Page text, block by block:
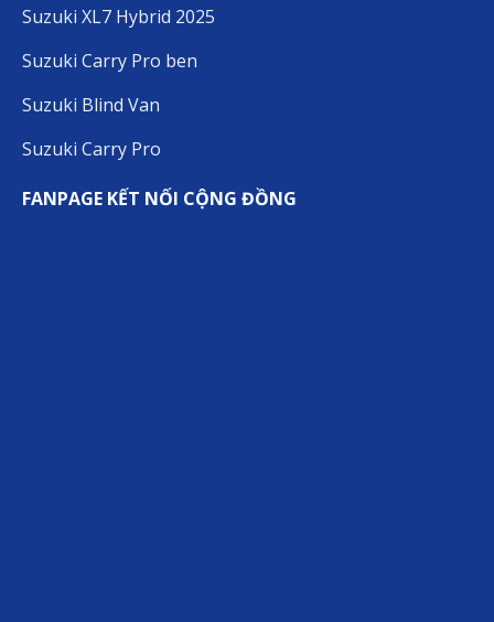
Suzuki XL7 Hybrid 2025
Suzuki Carry Pro ben
Suzuki Blind Van
Suzuki Carry Pro
FANPAGE KẾT NỐI CỘNG ĐỒNG